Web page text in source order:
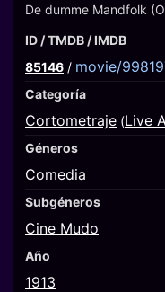
De dumme Mandfolk
ID / TMDB / IMDB
85146 / movie/
Categoría
Cortometraje (Live
Géneros
Comedia
Subgéneros
Cine Mudo
Año
1913